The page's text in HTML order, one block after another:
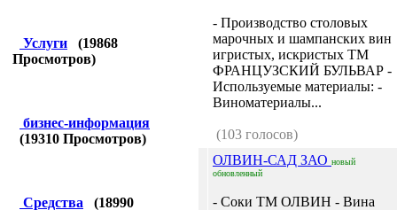
Услуги (19868
Просмотров)
бизнес-информация
(19310 Просмотров)
Средства (18990
- Производство столовых
марочных и шампанских вин
игристых, искристых ТМ
ФРАНЦУЗСКИЙ БУЛЬВАР -
Используемые материалы: -
Виноматериалы...
(103 голосов)
ОЛВИН-САД ЗАО новый
обновленный
- Соки ТМ ОЛВИН - Вина